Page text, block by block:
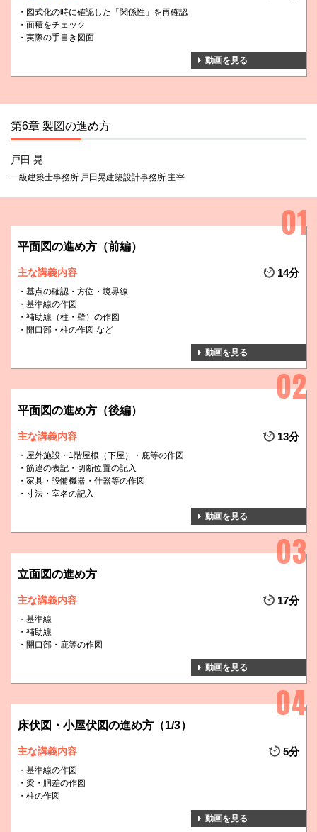
図式化の時に確認した「関係性」を再確認
面積をチェック
実際の手書き図面
動画を見る
第6章 製図の進め方
戸田 晃
一級建築士事務所 戸田晃建築設計事務所 主宰
平面図の進め方（前編）
主な講義内容 14分
基点の確認・方位・境界線
基準線の作図
補助線（柱・壁）の作図
開口部・柱の作図 など
動画を見る
平面図の進め方（後編）
主な講義内容 13分
屋外施設・1階屋根（下屋）・庇等の作図
筋違の表記・切断位置の記入
家具・設備機器・什器等の作図
寸法・室名の記入
動画を見る
立面図の進め方
主な講義内容 17分
基準線
補助線
開口部・庇等の作図
動画を見る
床伏図・小屋伏図の進め方（1/3）
主な講義内容 5分
基準線の作図
梁・胴差の作図
柱の作図
動画を見る